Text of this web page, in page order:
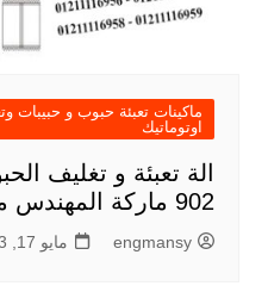
ماكينات تعبئة حبوب و حبيبات
اوتوماتيك
الة تعبئة و تغليف
902 ماركة المهندس منسى
engmansy مايو 17, 2023